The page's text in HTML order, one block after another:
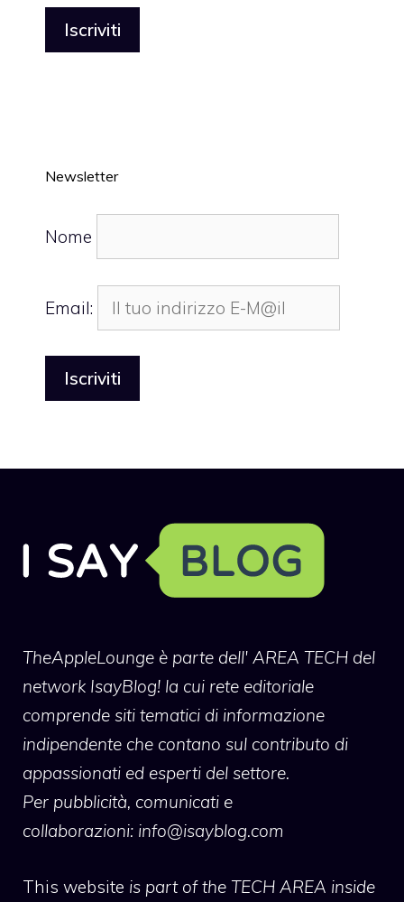
Newsletter
Nome
Email:
TheAppleLounge è parte dell' AREA TECH del
network IsayBlog! la cui rete editoriale
comprende siti tematici di informazione
indipendente che contano sul contributo di
appassionati ed esperti del settore.
Per pubblicità, comunicati e
collaborazioni: info@isayblog.com
This website is part of the TECH AREA inside